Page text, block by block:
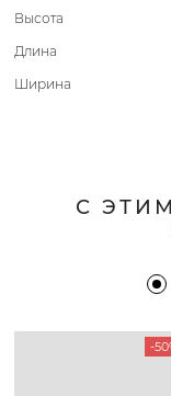
Высота
Длина
Ширина
С
-